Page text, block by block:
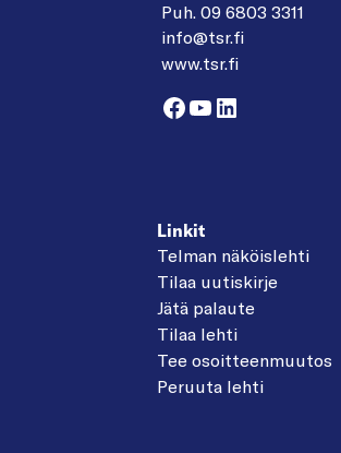
Puh. 09 6803 3311
info@tsr.fi
www.tsr.fi
Facebook
YouTube
LinkedIn
Linkit
Telman näköislehti
Tilaa uutiskirje
Jätä palaute
Tilaa lehti
Tee osoitteenmuutos
Peruuta lehti